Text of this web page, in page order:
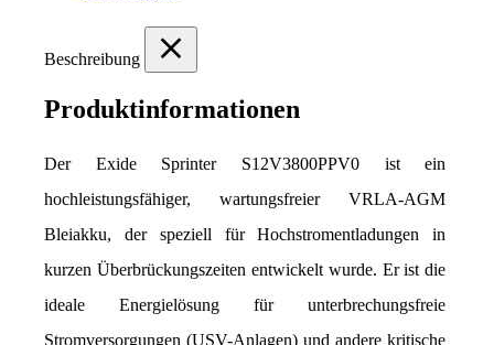
Beschreibung
Produktinformationen
Der Exide Sprinter S12V3800PPV0 ist ein
hochleistungsfähiger, wartungsfreier VRLA-AGM
Bleiakku, der speziell für Hochstromentladungen in
kurzen Überbrückungszeiten entwickelt wurde. Er ist die
ideale Energielösung für unterbrechungsfreie
Stromversorgungen (USV-Anlagen) und andere kritische